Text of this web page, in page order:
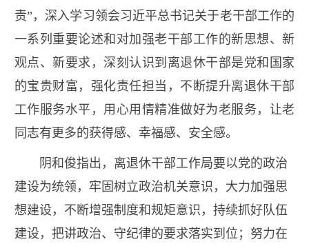
责” ，深入学习领会习近平总书记关于老干部工作的
一系列重要论述和对加强老干部工作的新思想、新
观点、新要求，深刻认识到离退休干部是党和国家
的宝贵财富，强化责任担当，不断提升离退休干部
工作服务水平，用心用情精准做好为老服务，让老
同志有更多的获得感、幸福感、安全感。
阴和俊指出，离退休干部工作局要以党的政治
建设为统领，牢固树立政治机关意识，大力加强思
想建设，不断增强制度和规矩意识，持续抓好队伍
建设，把讲政治、守纪律的要求落实到位；努力在